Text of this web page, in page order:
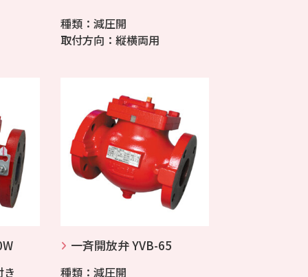
種類：減圧開
取付方向：縦横両用
き
一斉開放弁 YVB-65
種類：減圧開